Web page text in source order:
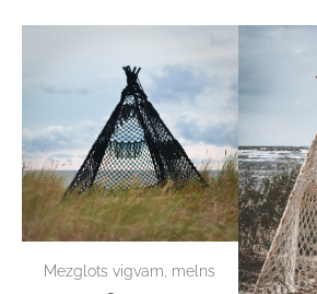
Mezglots vigvam, melns